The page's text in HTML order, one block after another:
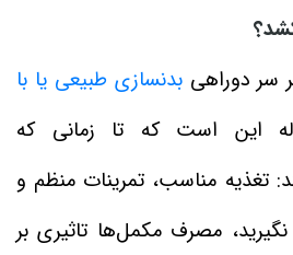
سر دوراهیبدنسازی طبیعی یا با
این است که تا زمانی که
تغذیه مناسب، تمرینات منظم و
مصرف مکمل‌ها تاثیری بر